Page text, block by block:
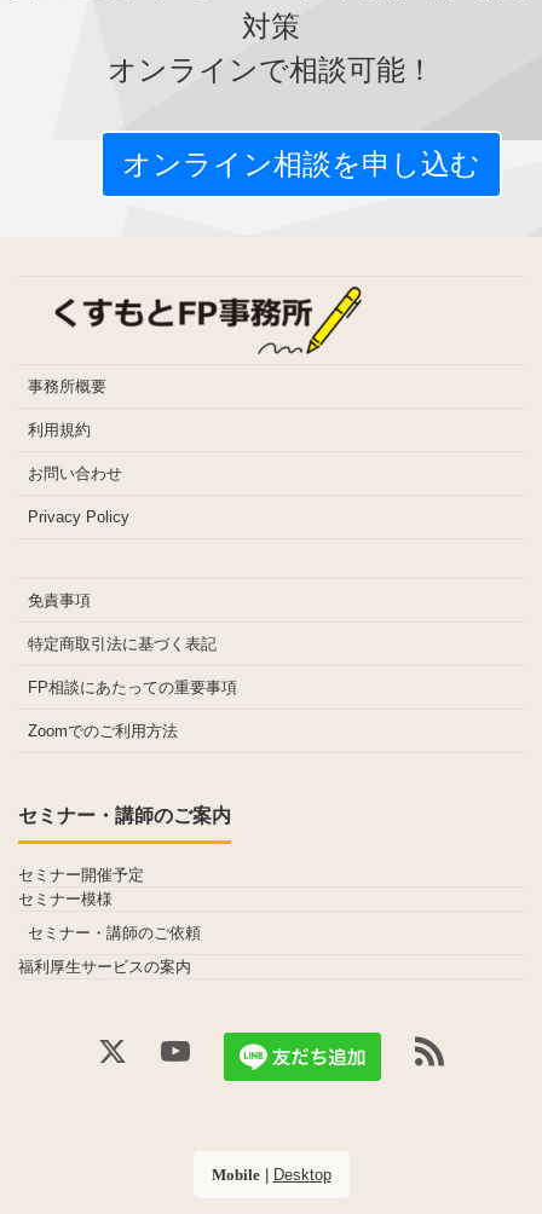
対策
オンラインで相談可能！
オンライン相談を申し込む
事務所概要
利用規約
お問い合わせ
Privacy Policy
免責事項
特定商取引法に基づく表記
FP相談にあたっての重要事項
Zoomでのご利用方法
セミナー・講師のご案内
セミナー開催予定
セミナー模様
セミナー・講師のご依頼
福利厚生サービスの案内
Mobile| Desktop